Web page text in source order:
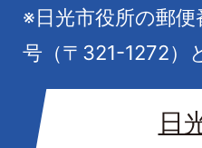
※日光市役所の郵
号（〒321-1272）
日